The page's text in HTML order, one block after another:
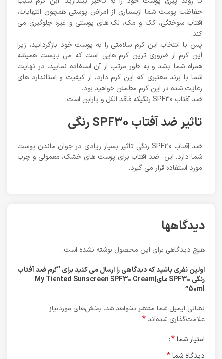
حفاظت پوست شما ازبسیاری از امراض پوستی همچون التهابات،
آفتاب سوختگی، کک و مک، لک های پوستی و غیره جلوگیری می
کند.
پس با انتخاب این کرم سلامتی را به پوست خود بازگردانید، زیرا
این کرم از ضروری ترین کرم هایی است که می بایست همیشه
همراه شما باشد و به طور مرتب از آن استفاده نمایید. در نهایت
شما با برند معتبری که این کرم دارد، از کیفیت و استاندارد های
رعایت شده در این کرم مطمئن خواهید بود.
ضد آفتاب SPF30 رنگیکه فاقد الکل و پارابن است.
تاثیر ضد آفتاب SPF30 رنگی
ضد آفتاب SPF30 رنگی تاثیر بسیار زیادی در جوان ماندن پوست
شما دارد. این ضد آفتاب برای پوست های خشک، معمولی و چرب
مورد استفاده قرار می گیرد.
دیدگاهها
هیچ دیدگاهی برای این محصول نوشته نشده است.
اولین نفری باشید که دیدگاهی را ارسال می کنید برای “کرم ضد آفتاب
رنگی SPF30 مای|My Tiented Sunscreen SPF30 Cream
50ml”
نشانی ایمیل شما منتشر نخواهد شد. بخش‌های موردنیاز
علامت‌گذاری شده‌اند*
امتیاز شما*
دیدگاه شما*